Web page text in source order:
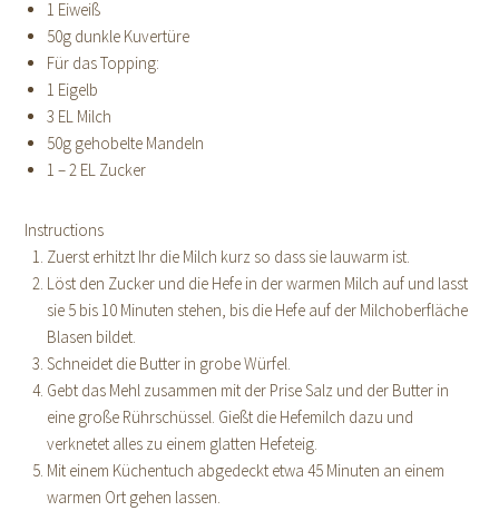
1 Eiweiß
50g dunkle Kuvertüre
Für das Topping:
1 Eigelb
3 EL Milch
50g gehobelte Mandeln
1 – 2 EL Zucker
Instructions
Zuerst erhitzt Ihr die Milch kurz so dass sie lauwarm ist.
Löst den Zucker und die Hefe in der warmen Milch auf und lasst
sie 5 bis 10 Minuten stehen, bis die Hefe auf der Milchoberfläche
Blasen bildet.
Schneidet die Butter in grobe Würfel.
Gebt das Mehl zusammen mit der Prise Salz und der Butter in
eine große Rührschüssel. Gießt die Hefemilch dazu und
verknetet alles zu einem glatten Hefeteig.
Mit einem Küchentuch abgedeckt etwa 45 Minuten an einem
warmen Ort gehen lassen.